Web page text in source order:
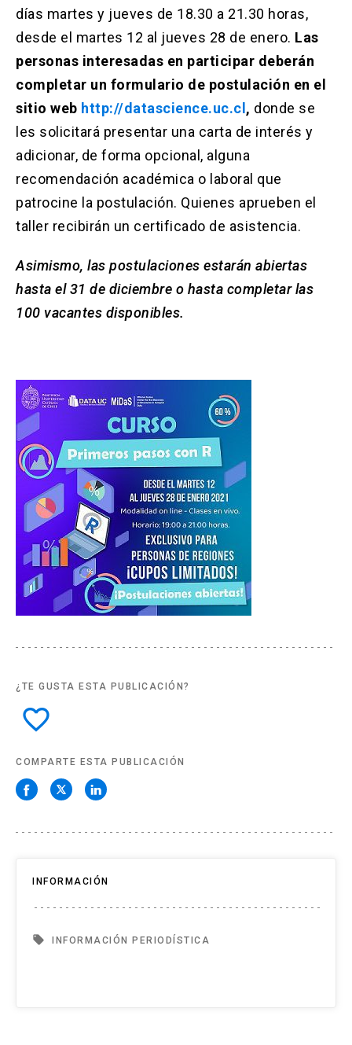
días martes y jueves de 18.30 a 21.30 horas,
desde el martes 12 al jueves 28 de enero. Las
personas interesadas en participar deberán
completar un formulario de postulación en el
sitio web http://datascience.uc.cl , donde se
les solicitará presentar una carta de interés y
adicionar, de forma opcional, alguna
recomendación académica o laboral que
patrocine la postulación. Quienes aprueben el
taller recibirán un certificado de asistencia.
Asimismo, las postulaciones estarán abiertas
hasta el 31 de diciembre o hasta completar las
100 vacantes disponibles.
¿TE GUSTA ESTA PUBLICACIÓN?
favorite_border
COMPARTE ESTA PUBLICACIÓN
INFORMACIÓN
local_offer INFORMACIÓN PERIODÍSTICA